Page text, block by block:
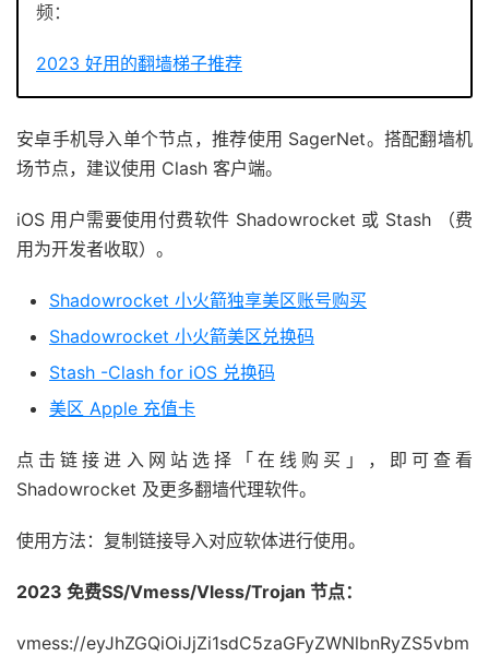
频：
2023 好用的翻墙梯子推荐
安卓手机导入单个节点，推荐使用 SagerNet。搭配翻墙机
场节点，建议使用 Clash 客户端。
iOS 用户需要使用付费软件 Shadowrocket 或 Stash （费
用为开发者收取）。
Shadowrocket 小火箭独享美区账号购买
Shadowrocket 小火箭美区兑换码
Stash -Clash for iOS 兑换码
美区 Apple 充值卡
点击链接进入网站选择「在线购买」，即可查看
Shadowrocket 及更多翻墙代理软件。
使用方法：复制链接导入对应软体进行使用。
2023 免费SS/Vmess/Vless/Trojan 节点：
vmess://eyJhZGQiOiJjZi1sdC5zaGFyZWNlbnRyZS5vbm